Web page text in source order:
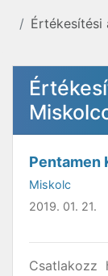
Értékesítési
Pentamen
Miskolc
2019. 01. 21.
Csatlakozz